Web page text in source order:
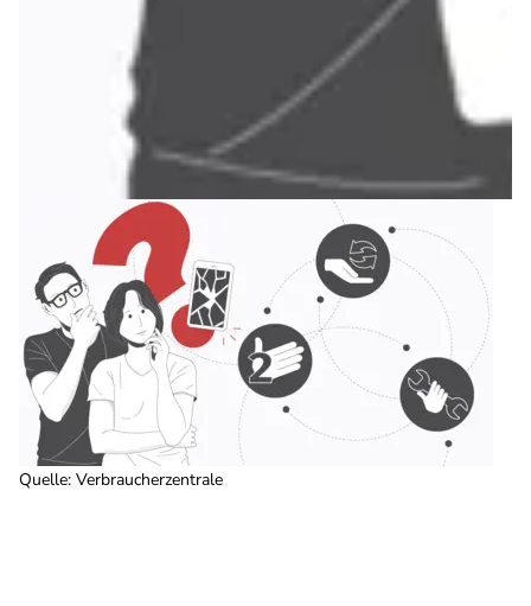
Quelle: Verbraucherzentrale